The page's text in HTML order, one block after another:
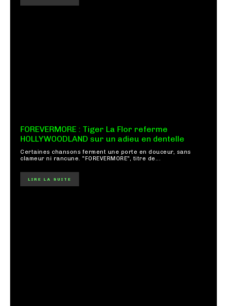
FOREVERMORE : Tiger La Flor referme
HOLLYWOODLAND sur un adieu en dentelle
Certaines chansons ferment une porte en douceur, sans
clameur ni rancune. "FOREVERMORE", titre de...
LIRE LA SUITE